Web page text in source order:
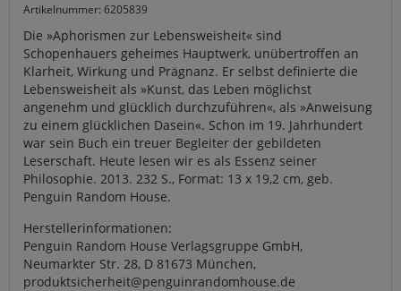
Artikelnummer: 6205839
Die »Aphorismen zur Lebensweisheit« sind
Schopenhauers geheimes Hauptwerk, unübertroffen an
Klarheit, Wirkung und Prägnanz. Er selbst definierte die
Lebensweisheit als »Kunst, das Leben möglichst
angenehm und glücklich durchzuführen«, als »Anweisung
zu einem glücklichen Dasein«. Schon im 19. Jahrhundert
war sein Buch ein treuer Begleiter der gebildeten
Leserschaft. Heute lesen wir es als Essenz seiner
Philosophie. 2013. 232 S., Format: 13 x 19,2 cm, geb.
Penguin Random House.
Herstellerinformationen:
Penguin Random House Verlagsgruppe GmbH,
Neumarkter Str. 28, D 81673 München,
produktsicherheit@penguinrandomhouse.de